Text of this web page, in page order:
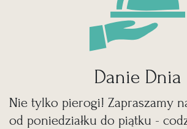
Danie Dnia
Nie tylko pierogi! Zapraszamy
od poniedziałku do piątku -